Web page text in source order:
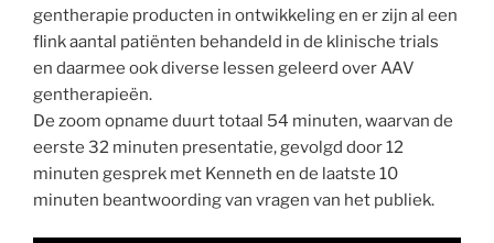
gentherapie producten in ontwikkeling en er zijn al een
flink aantal patiënten behandeld in de klinische trials
en daarmee ook diverse lessen geleerd over AAV
gentherapieën.
De zoom opname duurt totaal 54 minuten, waarvan de
eerste 32 minuten presentatie, gevolgd door 12
minuten gesprek met Kenneth en de laatste 10
minuten beantwoording van vragen van het publiek.